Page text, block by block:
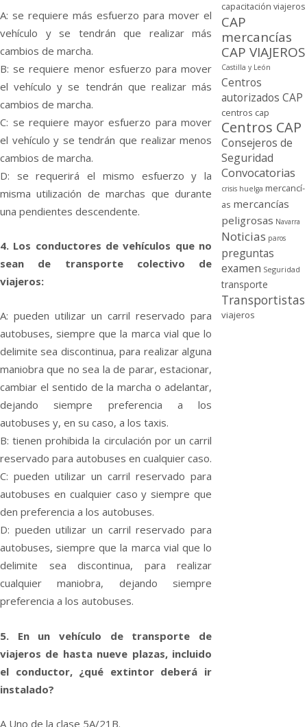
A: se requiere más esfuerzo para mover el
vehí­culo y se tendrán que realizar más
cambios de marcha.
B: se requiere menor esfuerzo para mover
el vehí­culo y se tendrán que realizar más
cambios de marcha.
C: se requiere mayor esfuerzo para mover
el vehí­culo y se tendrán que realizar menos
cambios de marcha.
D: se requerirá el mismo esfuerzo y la
misma utilización de marchas que durante
una pendientes descendente.
4. Los conductores de vehí­culos que no
sean de transporte colectivo de
viajeros:
A: pueden utilizar un carril reservado para
autobuses, siempre que la marca vial que lo
delimite sea discontinua, para realizar alguna
maniobra que no sea la de parar, estacionar,
cambiar el sentido de la marcha o adelantar,
dejando siempre preferencia a los
autobuses y, en su caso, a los taxis.
B: tienen prohibida la circulación por un carril
reservado para autobuses en cualquier caso.
C: pueden utilizar un carril reservado para
autobuses en cualquier caso y siempre que
den preferencia a los autobuses.
D: pueden utilizar un carril reservado para
autobuses, siempre que la marca vial que lo
delimite sea discontinua, para realizar
cualquier maniobra, dejando siempre
preferencia a los autobuses.
5. En un vehí­culo de transporte de
viajeros de hasta nueve plazas, incluido
el conductor, ¿qué extintor deberá ir
instalado?
A Uno de la clase 5A/21B.
capacitación viajeros
CAP
mercancí­as
CAP VIAJEROS
Castilla y León
Centros
autorizados CAP
centros cap
Centros CAP
Consejeros de
Seguridad
Convocatorias
crisis huelga mercancí­
as mercancí­as
peligrosas Navarra
Noticias paros
preguntas
examen Seguridad
transporte
Transportistas
viajeros